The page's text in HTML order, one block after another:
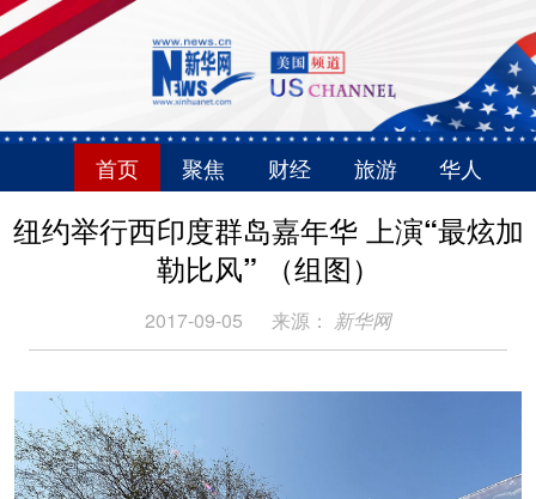
首页 聚焦 财经 旅游 华人
纽约举行西印度群岛嘉年华 上演“最炫加
勒比风” （组图）
2017-09-05 来源： 新华网